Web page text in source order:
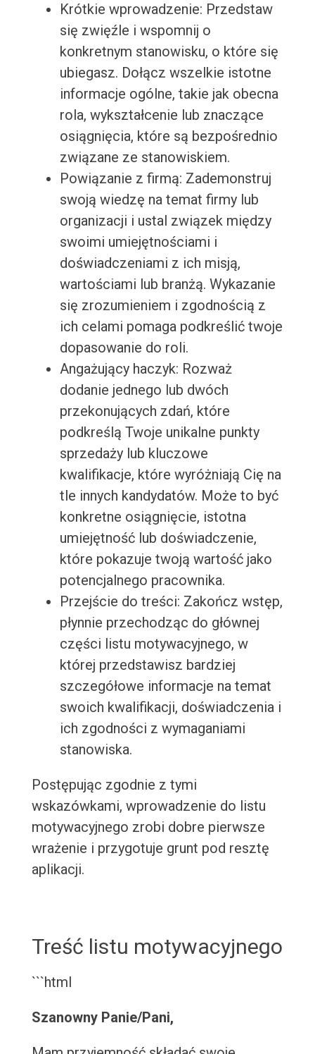
Krótkie wprowadzenie: Przedstaw
się zwięźle i wspomnij o
konkretnym stanowisku, o które się
ubiegasz. Dołącz wszelkie istotne
informacje ogólne, takie jak obecna
rola, wykształcenie lub znaczące
osiągnięcia, które są bezpośrednio
związane ze stanowiskiem.
Powiązanie z firmą: Zademonstruj
swoją wiedzę na temat firmy lub
organizacji i ustal związek między
swoimi umiejętnościami i
doświadczeniami z ich misją,
wartościami lub branżą. Wykazanie
się zrozumieniem i zgodnością z
ich celami pomaga podkreślić twoje
dopasowanie do roli.
Angażujący haczyk: Rozważ
dodanie jednego lub dwóch
przekonujących zdań, które
podkreślą Twoje unikalne punkty
sprzedaży lub kluczowe
kwalifikacje, które wyróżniają Cię na
tle innych kandydatów. Może to być
konkretne osiągnięcie, istotna
umiejętność lub doświadczenie,
które pokazuje twoją wartość jako
potencjalnego pracownika.
Przejście do treści: Zakończ wstęp,
płynnie przechodząc do głównej
części listu motywacyjnego, w
której przedstawisz bardziej
szczegółowe informacje na temat
swoich kwalifikacji, doświadczenia i
ich zgodności z wymaganiami
stanowiska.
Postępując zgodnie z tymi
wskazówkami, wprowadzenie do listu
motywacyjnego zrobi dobre pierwsze
wrażenie i przygotuje grunt pod resztę
aplikacji.
Treść listu motywacyjnego
```html
Szanowny Panie/Pani,